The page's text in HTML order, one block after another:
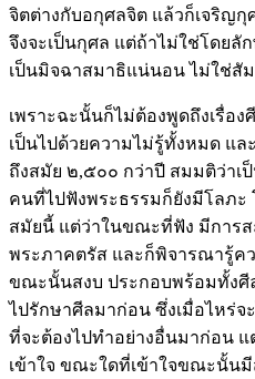
จิตต่างกับอกุศลจิต แล้วก็เจริญ
จึงจะเป็นกุศล แต่ถ้าไม่ใช่โดยลั
เป็นมิจฉาสมาธิแน่นอน ไม่ใช่สั
เพราะฉะนั้นก็ไม่ต้องพูดถึงเรื่อง
เป็นไปด้วยความไม่รู้ทั้งหมด แ
ถึงสมัย ๒,๕๐๐ กว่าปี สมมติว่าเ
คนที่ไปฟังพระธรรมก็ยังมีโลภ
สมัยนี้ แต่ว่าในขณะที่ฟัง มีการส
พระภาคตรัส และก็พิจารณารู้ค
ขณะนั้นสงบ ประกอบพร้อมทั้งศี
ไปรักษาศีลมาก่อน ซึ่งเมื่อไหร่จ
ที่จะต้องไปทำอย่างอื่นมาก่อน
เข้าใจ ขณะใดที่เข้าใจขณะนั้น